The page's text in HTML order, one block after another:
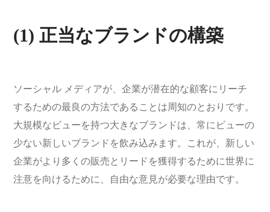
(1) 正当なブランドの構築
ソーシャル メディアが、企業が潜在的な顧客にリーチ
するための最良の方法であることは周知のとおりです。
大規模なビューを持つ大きなブランドは、常にビューの
少ない新しいブランドを飲み込みます。これが、新しい
企業がより多くの販売とリードを獲得するために世界に
注意を向けるために、自由な意見が必要な理由です。